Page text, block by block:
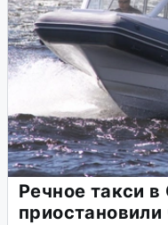
Речное такси в
приостановили